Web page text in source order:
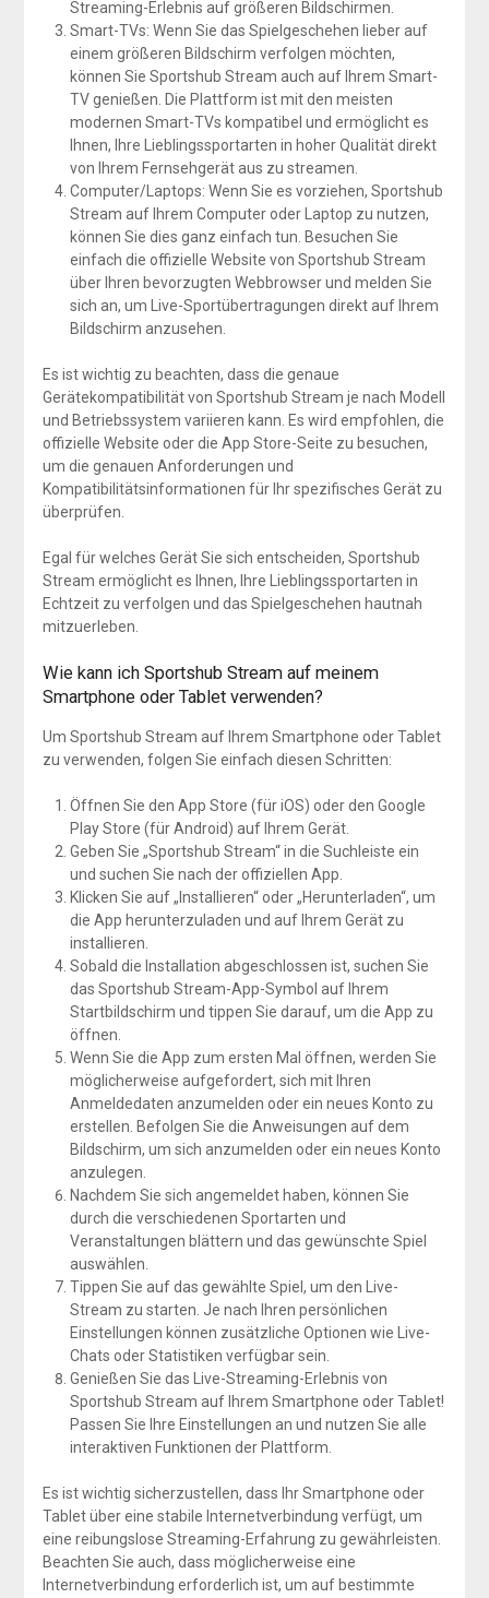
Streaming-Erlebnis auf größeren Bildschirmen.
Smart-TVs: Wenn Sie das Spielgeschehen lieber auf
einem größeren Bildschirm verfolgen möchten,
können Sie Sportshub Stream auch auf Ihrem Smart-
TV genießen. Die Plattform ist mit den meisten
modernen Smart-TVs kompatibel und ermöglicht es
Ihnen, Ihre Lieblingssportarten in hoher Qualität direkt
von Ihrem Fernsehgerät aus zu streamen.
Computer/Laptops: Wenn Sie es vorziehen, Sportshub
Stream auf Ihrem Computer oder Laptop zu nutzen,
können Sie dies ganz einfach tun. Besuchen Sie
einfach die offizielle Website von Sportshub Stream
über Ihren bevorzugten Webbrowser und melden Sie
sich an, um Live-Sportübertragungen direkt auf Ihrem
Bildschirm anzusehen.
Es ist wichtig zu beachten, dass die genaue
Gerätekompatibilität von Sportshub Stream je nach Modell
und Betriebssystem variieren kann. Es wird empfohlen, die
offizielle Website oder die App Store-Seite zu besuchen,
um die genauen Anforderungen und
Kompatibilitätsinformationen für Ihr spezifisches Gerät zu
überprüfen.
Egal für welches Gerät Sie sich entscheiden, Sportshub
Stream ermöglicht es Ihnen, Ihre Lieblingssportarten in
Echtzeit zu verfolgen und das Spielgeschehen hautnah
mitzuerleben.
Wie kann ich Sportshub Stream auf meinem
Smartphone oder Tablet verwenden?
Um Sportshub Stream auf Ihrem Smartphone oder Tablet
zu verwenden, folgen Sie einfach diesen Schritten:
Öffnen Sie den App Store (für iOS) oder den Google
Play Store (für Android) auf Ihrem Gerät.
Geben Sie „Sportshub Stream“ in die Suchleiste ein
und suchen Sie nach der offiziellen App.
Klicken Sie auf „Installieren“ oder „Herunterladen“, um
die App herunterzuladen und auf Ihrem Gerät zu
installieren.
Sobald die Installation abgeschlossen ist, suchen Sie
das Sportshub Stream-App-Symbol auf Ihrem
Startbildschirm und tippen Sie darauf, um die App zu
öffnen.
Wenn Sie die App zum ersten Mal öffnen, werden Sie
möglicherweise aufgefordert, sich mit Ihren
Anmeldedaten anzumelden oder ein neues Konto zu
erstellen. Befolgen Sie die Anweisungen auf dem
Bildschirm, um sich anzumelden oder ein neues Konto
anzulegen.
Nachdem Sie sich angemeldet haben, können Sie
durch die verschiedenen Sportarten und
Veranstaltungen blättern und das gewünschte Spiel
auswählen.
Tippen Sie auf das gewählte Spiel, um den Live-
Stream zu starten. Je nach Ihren persönlichen
Einstellungen können zusätzliche Optionen wie Live-
Chats oder Statistiken verfügbar sein.
Genießen Sie das Live-Streaming-Erlebnis von
Sportshub Stream auf Ihrem Smartphone oder Tablet!
Passen Sie Ihre Einstellungen an und nutzen Sie alle
interaktiven Funktionen der Plattform.
Es ist wichtig sicherzustellen, dass Ihr Smartphone oder
Tablet über eine stabile Internetverbindung verfügt, um
eine reibungslose Streaming-Erfahrung zu gewährleisten.
Beachten Sie auch, dass möglicherweise eine
Internetverbindung erforderlich ist, um auf bestimmte